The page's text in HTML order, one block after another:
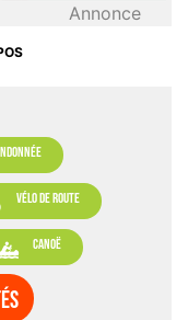
Annonce
vélo de route
canoë